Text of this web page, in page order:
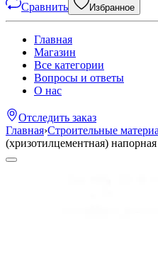
Сравнить Избранное
Главная
Магазин
Все категории
Вопросы и ответы
О нас
Отследить заказ
Главная›Строительные
(хризотилцементная)